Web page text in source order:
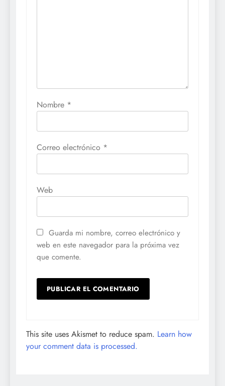
Nombre *
Correo electrónico *
Web
Guarda mi nombre, correo electrónico y
web en este navegador para la próxima vez
que comente.
This site uses Akismet to reduce spam. Learn how
your comment data is processed.